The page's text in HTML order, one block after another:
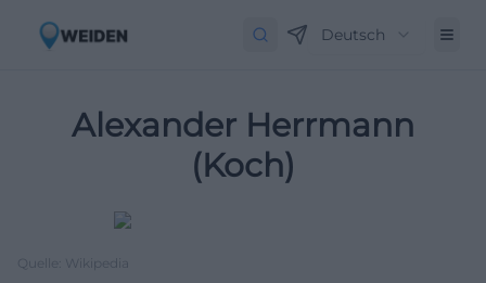
Deutsch
Alexander Herrmann
(Koch)
Quelle: Wikipedia